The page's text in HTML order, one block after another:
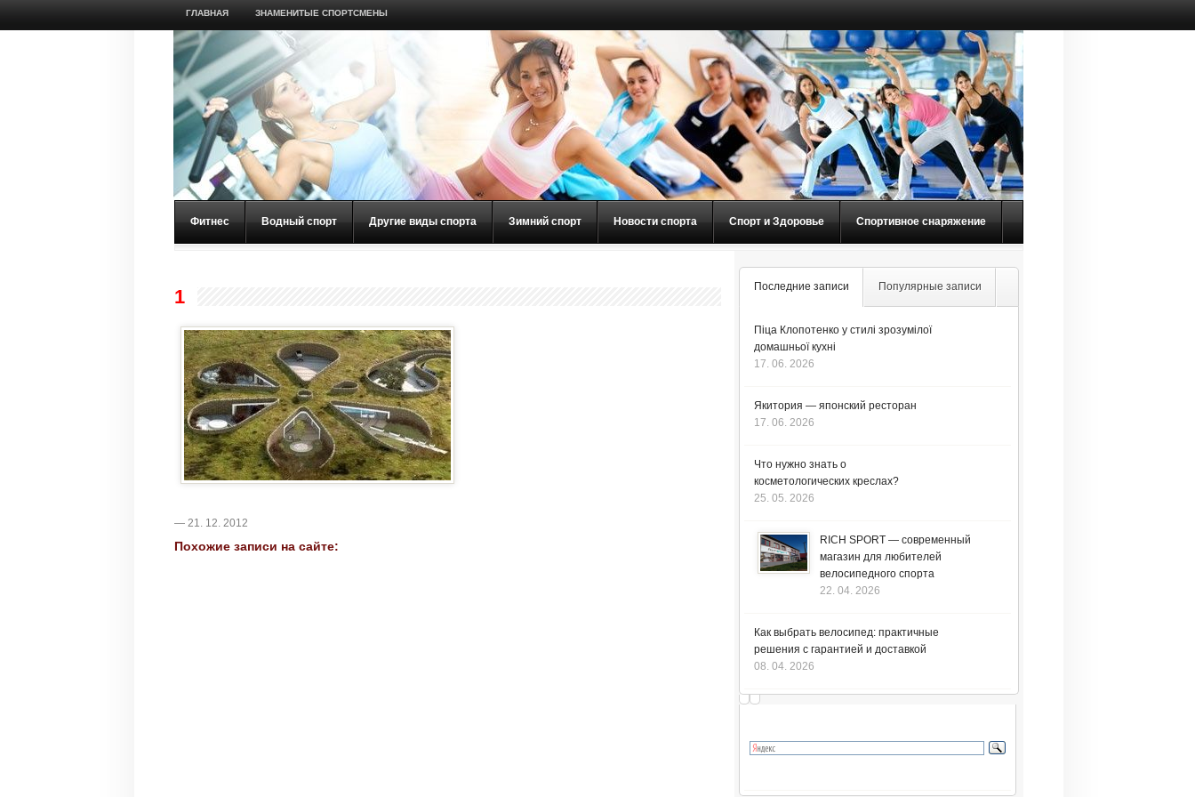
ГЛАВНАЯ ЗНАМЕНИТЫЕ СПОРТСМЕНЫ
Фитнес Водный спорт Другие виды спорта Зимний спорт Новости спорта Спорт и Здоровье Спортивное снаряжение
1
— 21. 12. 2012
Похожие записи на сайте:
Последние записи Популярные записи
Піца Клопотенко у стилі зрозумілої
домашньої кухні
17. 06. 2026
Якитория — японский ресторан
17. 06. 2026
Что нужно знать о
косметологических креслах?
25. 05. 2026
RICH SPORT — современный
магазин для любителей
велосипедного спорта
22. 04. 2026
Как выбрать велосипед: практичные
решения с гарантией и доставкой
08. 04. 2026